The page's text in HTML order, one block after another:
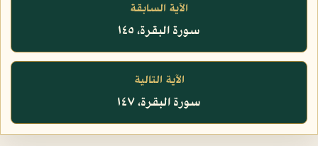
الآية السابقة
سورة البقرة، ١٤٥
الآية التالية
سورة البقرة، ١٤٧